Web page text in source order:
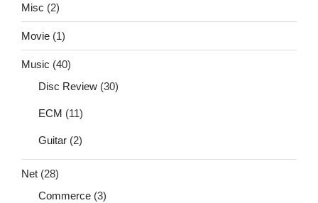
Misc (2)
Movie (1)
Music (40)
Disc Review (30)
ECM (11)
Guitar (2)
Net (28)
Commerce (3)